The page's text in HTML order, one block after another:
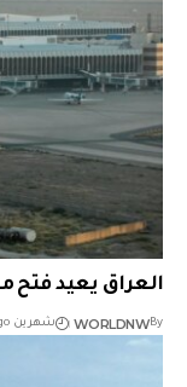
العراق يعيد فتح
By
WORLDNW شهرين ago